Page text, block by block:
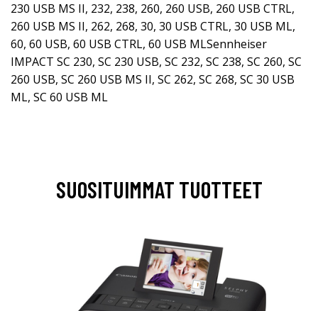
230 USB MS II, 232, 238, 260, 260 USB, 260 USB CTRL,
260 USB MS II, 262, 268, 30, 30 USB CTRL, 30 USB ML,
60, 60 USB, 60 USB CTRL, 60 USB MLSennheiser
IMPACT SC 230, SC 230 USB, SC 232, SC 238, SC 260, SC
260 USB, SC 260 USB MS II, SC 262, SC 268, SC 30 USB
ML, SC 60 USB ML
SUOSITUIMMAT TUOTTEET